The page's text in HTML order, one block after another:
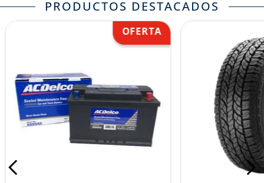
PRODUCTOS DESTACADOS